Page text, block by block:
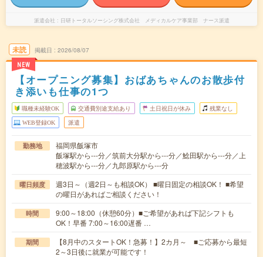
派遣会社 日研トータルソーシング株式会社 メディカルケア事業部 ナース派遣
未読
NEW
掲載日 2026/08/07
【オープニング募集】おばあちゃんのお散歩付
き添いも仕事の1つ
職種未経験OK 交通費別途支給あり 土日祝日が休み 残業なし
WEB登録OK 派遣
勤務地
福岡県飯塚市
飯塚駅から---分／筑前大分駅から---分／鯰田駅から---分／上
穂波駅から---分／九郎原駅から---分
曜日頻度
週3日～（週2日～も相談OK） ■曜日固定の相談OK！ ■希望
の曜日があればご相談ください！
時間
9:00～18:00（休憩60分）■ご希望があれば下記シフトも
OK！早番 7:00～16:00遅番 …
期間
【8月中のスタートOK！急募！】2カ月～ ■ご応募から最短
2～3日後に就業が可能です！